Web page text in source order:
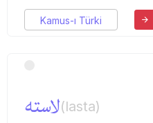
Kamus-ı Türki
لاسته(lasta)